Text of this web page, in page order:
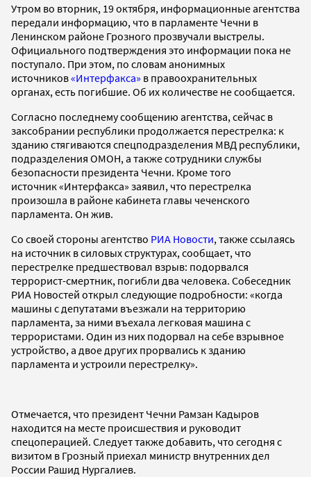
Утром во вторник, 19 октября, информационные агентства
передали информацию, что в парламенте Чечни в
Ленинском районе Грозного прозвучали выстрелы.
Официального подтверждения это информации пока не
поступало. При этом, по словам анонимных
источников«Интерфакса» в правоохранительных
органах, есть погибшие. Об их количестве не сообщается.
Согласно последнему сообщению агентства, сейчас в
заксобрании республики продолжается перестрелка: к
зданию стягиваются спецподразделения МВД республики,
подразделения ОМОН, а также сотрудники службы
безопасности президента Чечни. Кроме того
источник «Интерфакса» заявил, что перестрелка
произошла в районе кабинета главы чеченского
парламента. Он жив.
Со своей стороны агентство РИА Новости, также ссылаясь
на источник в силовых структурах, сообщает, что
перестрелке предшествовал взрыв: подорвался
террорист-смертник, погибли два человека. Собеседник
РИА Новостей открыл следующие подробности: «когда
машины с депутатами въезжали на территорию
парламента, за ними въехала легковая машина с
террористами. Один из них подорвал на себе взрывное
устройство, а двое других прорвались к зданию
парламента и устроили перестрелку».
Отмечается, что президент Чечни Рамзан Кадыров
находится на месте происшествия и руководит
спецоперацией. Следует также добавить, что сегодня с
визитом в Грозный приехал министр внутренних дел
России Рашид Нургалиев.